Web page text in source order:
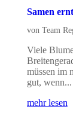
Samen
von Team
Viele
müssen im
gut, wenn...
mehr lesen